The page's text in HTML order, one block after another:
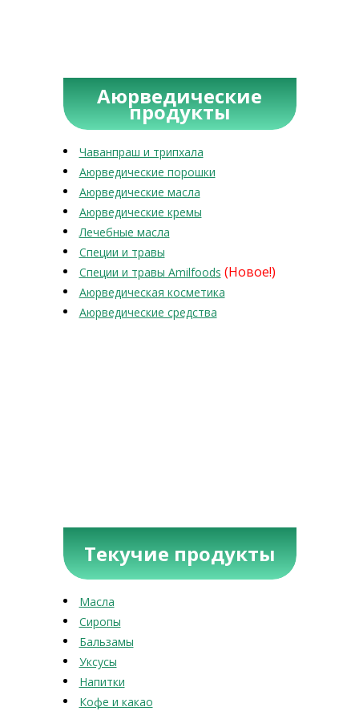
Аюрведические
продукты
Чаванпраш и трипхала
Аюрведические порошки
Аюрведические масла
Аюрведические кремы
Лечебные масла
Специи и травы
Специи и травы Amilfoods (Новое!)
Аюрведическая косметика
Аюрведические средства
Текучие продукты
Масла
Сиропы
Бальзамы
Уксусы
Напитки
Кофе и какао